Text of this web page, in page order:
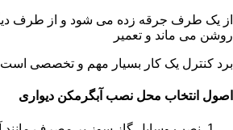
از یک طرف جرقه زده می شود و از طرف
روشن می ماند و تعمیر
برد کنترل یک کار بسیار مهم و تخصصی است
اصول انتخاب محل نصب آبگرمکن دیواری